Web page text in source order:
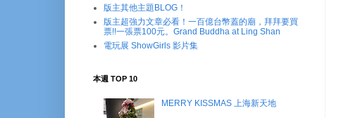
版主其他主題BLOG！
版主超強力文章必看！一百億台幣蓋的廟，拜拜要買
票!!一張票100元。Grand Buddha at Ling Shan
電玩展 ShowGirls 影片集
本週 TOP 10
MERRY KISSMAS 上海新天地